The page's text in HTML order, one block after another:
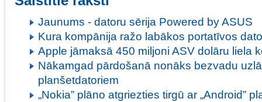
Jaunums - datoru sērija Powered by ASUS
Kura kompānija ražo labākos portatīvos
Apple jāmaksā 450 miljoni ASV dolāru liela
Nākamgad pārdošanā nonāks bezvadu
planšetdatoriem
„Nokia” plāno atgriezties tirgū ar „Android”